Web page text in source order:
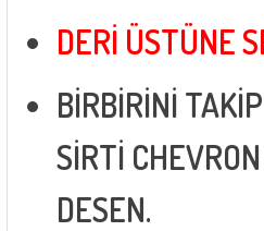
DERİ ÜSTÜNE
BİRBİRİNİ
SİRTİ
DESEN.